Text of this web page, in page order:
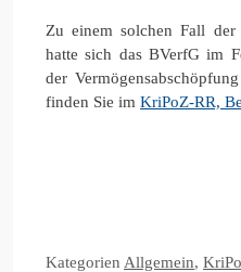
Zu einem solchen Fall
hatte sich das BVerfG im
der
finden Sie im KriPoZ-RR,
Kategorien Allgemein,